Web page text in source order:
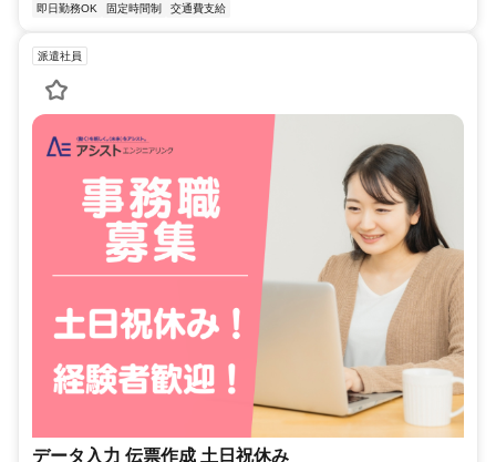
即日勤務OK 固定時間制 交通費支給
派遣社員
データ入力 伝票作成 土日祝休み